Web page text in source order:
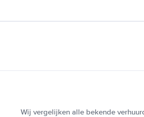
Wij vergelijken alle bekende